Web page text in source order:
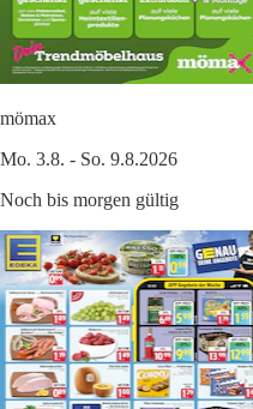
mömax
Mo. 3.8. - So. 9.8.2026
Noch bis morgen gültig